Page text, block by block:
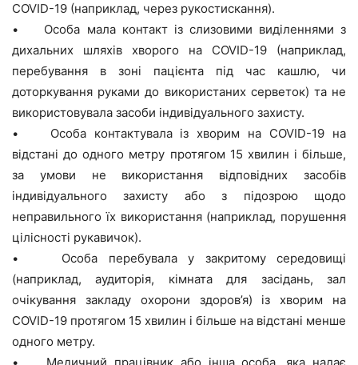
COVID-19 (наприклад, через рукостискання).
• Особа мала контакт із слизовими виділеннями з
дихальних шляхів хворого на COVID-19 (наприклад,
перебування в зоні пацієнта під час кашлю, чи
доторкування руками до використаних серветок) та не
використовувала засоби індивідуального захисту.
• Особа контактувала із хворим на COVID-19 на
відстані до одного метру протягом 15 хвилин і більше,
за умови не використання відповідних засобів
індивідуального захисту або з підозрою щодо
неправильного їх використання (наприклад, порушення
цілісності рукавичок).
• Особа перебувала у закритому середовищі
(наприклад, аудиторія, кімната для засідань, зал
очікування закладу охорони здоров’я) із хворим на
COVID-19 протягом 15 хвилин і більше на відстані менше
одного метру.